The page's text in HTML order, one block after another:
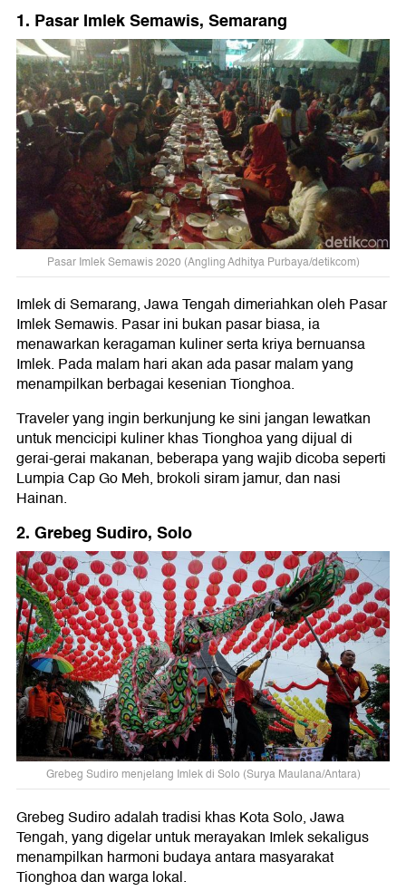
1. Pasar Imlek Semawis, Semarang
Pasar Imlek Semawis 2020 (Angling Adhitya Purbaya/detikcom)
Imlek di Semarang, Jawa Tengah dimeriahkan oleh Pasar
Imlek Semawis. Pasar ini bukan pasar biasa, ia
menawarkan keragaman kuliner serta kriya bernuansa
Imlek. Pada malam hari akan ada pasar malam yang
menampilkan berbagai kesenian Tionghoa.
Traveler yang ingin berkunjung ke sini jangan lewatkan
untuk mencicipi kuliner khas Tionghoa yang dijual di
gerai-gerai makanan, beberapa yang wajib dicoba seperti
Lumpia Cap Go Meh, brokoli siram jamur, dan nasi
Hainan.
2. Grebeg Sudiro, Solo
Grebeg Sudiro menjelang Imlek di Solo (Surya Maulana/Antara)
Grebeg Sudiro adalah tradisi khas Kota Solo, Jawa
Tengah, yang digelar untuk merayakan Imlek sekaligus
menampilkan harmoni budaya antara masyarakat
Tionghoa dan warga lokal.